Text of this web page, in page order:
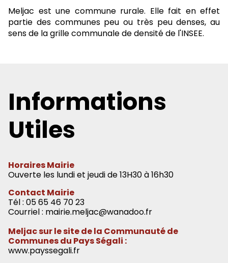
Meljac est une commune rurale. Elle fait en effet
partie des communes peu ou très peu denses, au
sens de la grille communale de densité de l'INSEE.
Informations
Utiles
Horaires Mairie
Ouverte les lundi et jeudi de 13H30 à 16h30
Contact Mairie
Tél : 05 65 46 70 23
Courriel : mairie.meljac@wanadoo.fr
Meljac sur le site de la Communauté de
Communes du Pays Ségali :
www.payssegali.fr